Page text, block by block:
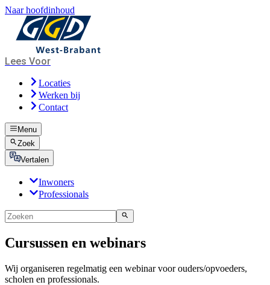
Naar hoofdinhoud
Lees Voor
Locaties
Werken bij
Contact
Menu
Zoek
Vertalen
Inwoners
Professionals
Cursussen en webinars
Wij organiseren regelmatig een webinar voor ouders/opvoeders,
scholen en professionals.